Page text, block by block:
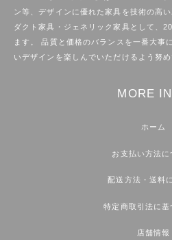
ン等、デザインに優れた家具を技術の高
ダクト家具・ジェネリック家具として、
ます。 品質と価格のバランスを一番大事
いデザインを楽しんでいただけるよう努め
MORE
ホーム
お支払い方法に
配送方法・送料
特定商取引法に基
店舗情報